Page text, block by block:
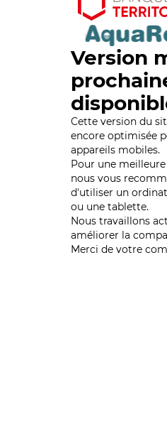
Version
Cette version du
encore optimisée
appareils mobiles.
Pour une
nous vous
d'utiliser un
ou une tablette.
Nous travaillons
améliorer la
Merci de votre